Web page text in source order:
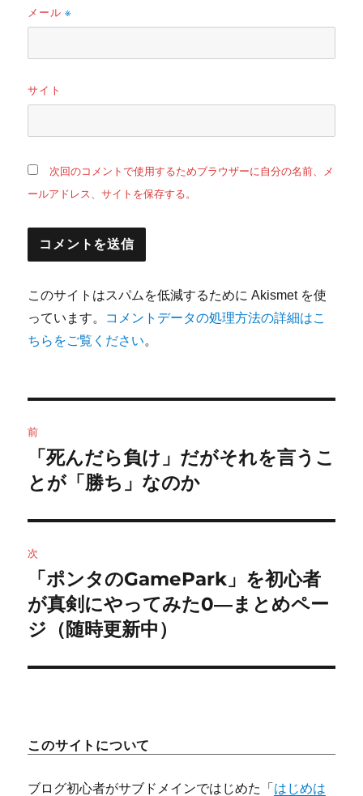
メール※
サイト
次回のコメントで使用するためブラウザーに自分の名前、メ
ールアドレス、サイトを保存する。
このサイトはスパムを低減するために Akismet を使
っています。 コメントデータの処理方法の詳細はこ
ちらをご覧ください。
稿
ナ
ビ
ゲ
ー
シ
前
前
の
稿:
「死んだら負け」だがそれを言うこ
とが「勝ち」なのか
次
次
の
投
「ポンタのGamePark」を初心者
が真剣にやってみた0―まとめペー
ジ（随時更新中）
このサイトについて
ブログ初心者がサブドメインではじめた「 はじめは